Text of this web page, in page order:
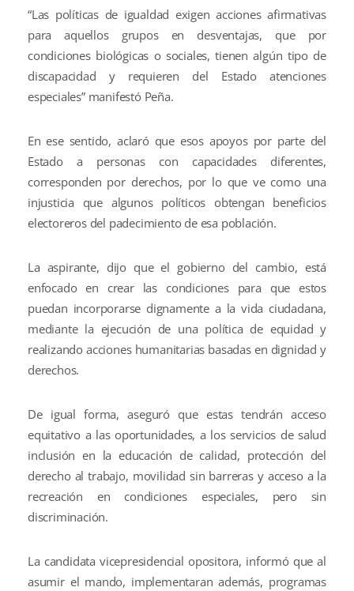
“Las políticas de igualdad exigen acciones afirmativas
para aquellos grupos en desventajas, que por
condiciones biológicas o sociales, tienen algún tipo de
discapacidad y requieren del Estado atenciones
especiales” manifestó Peña.
En ese sentido, aclaró que esos apoyos por parte del
Estado a personas con capacidades diferentes,
corresponden por derechos, por lo que ve como una
injusticia que algunos políticos obtengan beneficios
electoreros del padecimiento de esa población.
La aspirante, dijo que el gobierno del cambio, está
enfocado en crear las condiciones para que estos
puedan incorporarse dignamente a la vida ciudadana,
mediante la ejecución de una política de equidad y
realizando acciones humanitarias basadas en dignidad y
derechos.
De igual forma, aseguró que estas tendrán acceso
equitativo a las oportunidades, a los servicios de salud
inclusión en la educación de calidad, protección del
derecho al trabajo, movilidad sin barreras y acceso a la
recreación en condiciones especiales, pero sin
discriminación.
La candidata vicepresidencial opositora, informó que al
asumir el mando, implementaran además, programas